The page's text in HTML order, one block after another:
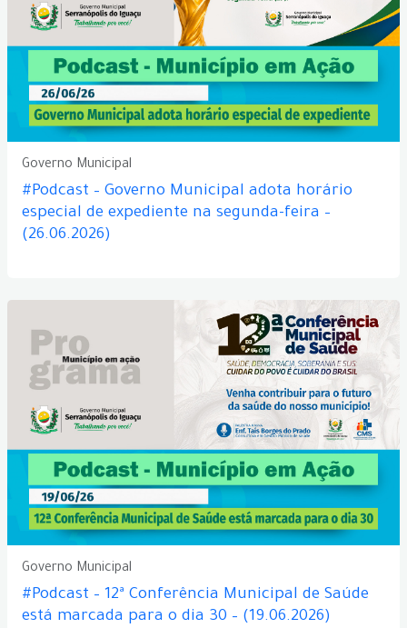
Governo Municipal
#Podcast – Governo Municipal adota horário
especial de expediente na segunda-feira –
(26.06.2026)
Governo Municipal
#Podcast – 12ª Conferência Municipal de Saúde
está marcada para o dia 30 – (19.06.2026)